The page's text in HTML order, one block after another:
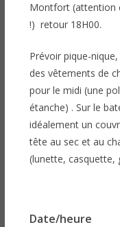
Montfort (attention
!) retour 18H00.
Prévoir pique-
des vêtements de
pour le midi (une
étanche) . Sur le
idéalement un
tête au sec et au
(lunette, casquette,
Date/heure